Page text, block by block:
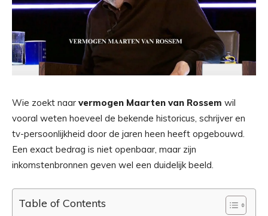
Wie zoekt naar vermogen Maarten van Rossem wil
vooral weten hoeveel de bekende historicus, schrijver en
tv-persoonlijkheid door de jaren heen heeft opgebouwd.
Een exact bedrag is niet openbaar, maar zijn
inkomstenbronnen geven wel een duidelijk beeld.
Table of Contents